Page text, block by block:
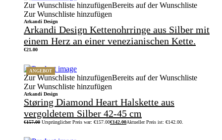
Zur Wunschliste hinzufügenBereits auf der Wunschliste
Zur Wunschliste hinzufügen
Arkandi Design
Arkandi Design Kettenohrringe aus Silber mit
einem Herz an einer venezianischen Kette.
€21.00
ANGEBOT
Zur Wunschliste hinzufügenBereits auf der Wunschliste
Zur Wunschliste hinzufügen
Arkandi Design
Støring Diamond Heart Halskette aus
vergoldetem Silber 42-45 cm
€157.00 Ursprünglicher Preis war: €157.00€142.00Aktueller Preis ist: €142.00.